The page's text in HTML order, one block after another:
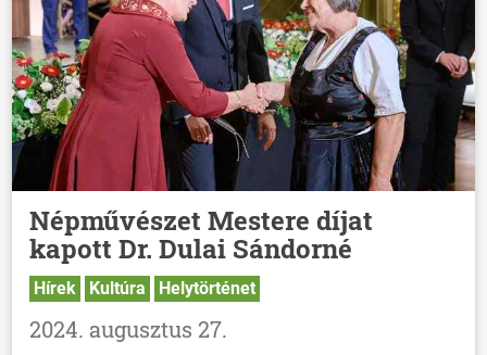
Népművészet Mestere díjat
kapott Dr. Dulai Sándorné
Hírek Kultúra Helytörténet
2024. augusztus 27.